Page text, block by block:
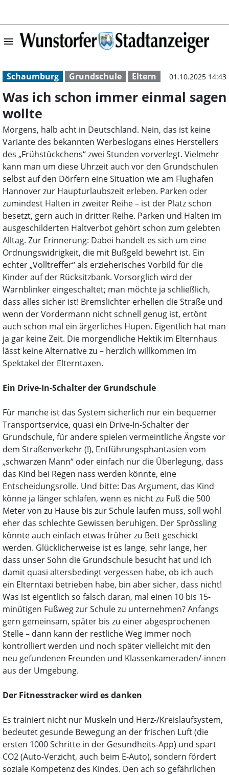
menu Was ich schon
Schaumburg Grundschule Eltern 01.10.2025 14:43
Was ich schon immer einmal sagen
wollte
Morgens, halb acht in Deutschland. Nein, das ist keine
Variante des bekannten Werbeslogans eines Herstellers
des „Frühstückchens“ zwei Stunden vorverlegt. Vielmehr
kann man um diese Uhrzeit auch vor den Grundschulen
selbst auf den Dörfern eine Situation wie am Flughafen
Hannover zur Haupturlaubszeit erleben. Parken oder
zumindest Halten in zweiter Reihe – ist der Platz schon
besetzt, gern auch in dritter Reihe. Parken und Halten im
ausgeschilderten Haltverbot gehört schon zum gelebten
Alltag. Zur Erinnerung: Dabei handelt es sich um eine
Ordnungswidrigkeit, die mit Bußgeld bewehrt ist. Ein
echter „Volltreffer“ als erzieherisches Vorbild für die
Kinder auf der Rücksitzbank. Vorsorglich wird der
Warnblinker eingeschaltet; man möchte ja schließlich,
dass alles sicher ist! Bremslichter erhellen die Straße und
wenn der Vordermann nicht schnell genug ist, ertönt
auch schon mal ein ärgerliches Hupen. Eigentlich hat man
ja gar keine Zeit. Die morgendliche Hektik im Elternhaus
lässt keine Alternative zu – herzlich willkommen im
Spektakel der Elterntaxen.
Ein Drive-In-Schalter der Grundschule
Für manche ist das System sicherlich nur ein bequemer
Transportservice, quasi ein Drive-In-Schalter der
Grundschule, für andere spielen vermeintliche Ängste vor
dem Straßenverkehr (!), Entführungsphantasien vom
„schwarzen Mann“ oder einfach nur die Überlegung, dass
das Kind bei Regen nass werden könnte, eine
Entscheidungsrolle. Und bitte: Das Argument, das Kind
könne ja länger schlafen, wenn es nicht zu Fuß die 500
Meter von zu Hause bis zur Schule laufen muss, soll wohl
eher das schlechte Gewissen beruhigen. Der Sprössling
könnte auch einfach etwas früher zu Bett geschickt
werden. Glücklicherweise ist es lange, sehr lange, her
dass unser Sohn die Grundschule besucht hat und ich
damit quasi altersbedingt vergessen habe, ob ich auch
ein Elterntaxi betrieben habe, bin aber sicher, dass nicht!
Was ist eigentlich so falsch daran, mal einen 10 bis 15-
minütigen Fußweg zur Schule zu unternehmen? Anfangs
gern gemeinsam, später bis zu einer abgesprochenen
Stelle – dann kann der restliche Weg immer noch
kontrolliert werden und noch später vielleicht mit den
neu gefundenen Freunden und Klassenkameraden/-innen
aus der Umgebung.
Der Fitnesstracker wird es danken
Es trainiert nicht nur Muskeln und Herz-/Kreislaufsystem,
bedeutet gesunde Bewegung an der frischen Luft (die
ersten 1000 Schritte in der Gesundheits-App) und spart
CO2 (Auto-Verzicht, auch beim E-Auto), sondern fördert
soziale Kompetenz des Kindes. Den ach so gefährlichen